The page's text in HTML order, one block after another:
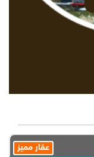
عقار مميز